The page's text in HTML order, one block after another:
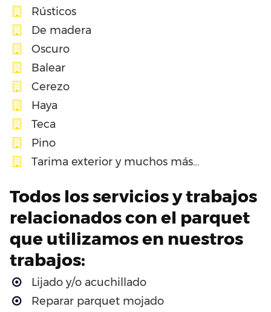
Rústicos
De madera
Oscuro
Balear
Cerezo
Haya
Teca
Pino
Tarima exterior y muchos más…
Todos los servicios y trabajos
relacionados con el parquet
que utilizamos en nuestros
trabajos:
Lijado y/o acuchillado
Reparar parquet mojado